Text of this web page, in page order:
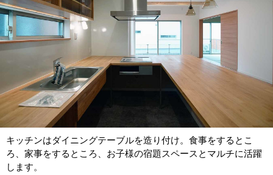
キッチンはダイニングテーブルを造り付け。食事をするとこ
ろ、家事をするところ、お子様の宿題スペースとマルチに活躍
します。